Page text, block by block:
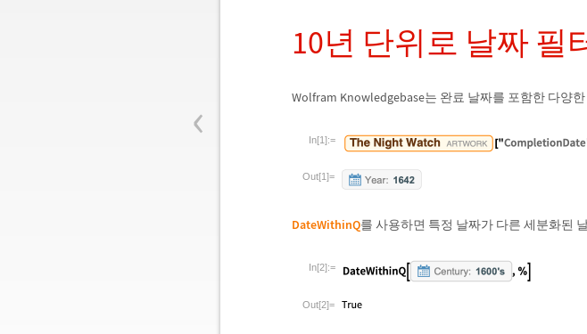
‹
10년 단위로 날짜 필
Wolfram Knowledgebase는 완료 날짜를 포함한 다양
In[1]:=
Out[1]=
DateWithinQ를 사용하면 특정 날짜가 다른 세분화된
In[2]:=
Out[2]=